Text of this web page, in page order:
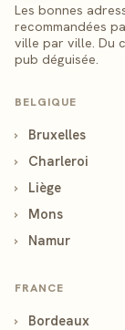
Les bonnes
recommandées
ville par ville. Du
pub déguisée.
BELGIQUE
›
Bruxelles
›
Charleroi
›
Liège
›
Mons
›
Namur
FRANCE
›
Bordeaux